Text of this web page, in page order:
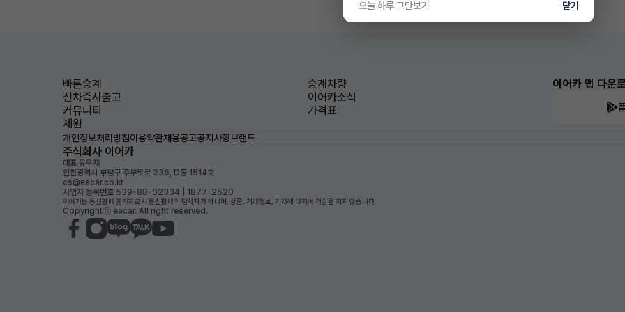
빠른승계
승계차량
신차즉시출고
이어카소식
커뮤니티
가격표
제원
이어카 앱 다운
개인정보처리방침이용약관채용공고공지사항브랜드
주식회사 이어카
대표 유우재
인천광역시 부평구 주부토로 236, D동 1514호
cs@eacar.co.kr
사업자 등록번호 539-88-02334 | 1877-2520
이어카는 통신판매 중개자로서 통신판매의 당사자가 아니며, 상품, 거래정보, 거래에 대하여 책임을 지지 않습니다.
Copyrightⓒ eacar. All right reserved.
오늘 하루 그만보기 닫기